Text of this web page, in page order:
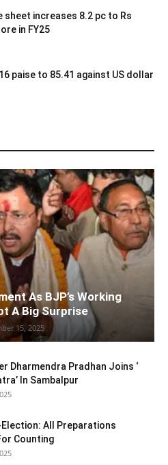
sheet increases 8.2 pc to Rs
in FY25
paise to 85.41 against US dollar
As BJP’s Working
A Big Surprise
15, 2025
Dharmendra Pradhan Joins ‘
In Sambalpur
Election: All Preparations
Counting